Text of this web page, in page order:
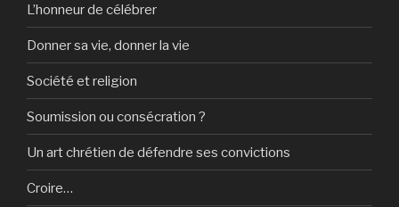
L’honneur de célébrer
Donner sa vie, donner la vie
Société et religion
Soumission ou consécration ?
Un art chrétien de défendre ses convictions
Croire…